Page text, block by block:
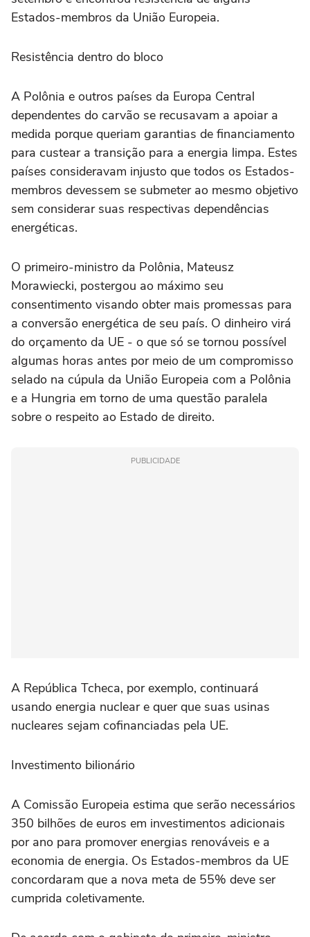
Estados-membros da União Europeia.
Resistência dentro do bloco
A Polônia e outros países da Europa Central
dependentes do carvão se recusavam a apoiar a
medida porque queriam garantias de financiamento
para custear a transição para a energia limpa. Estes
países consideravam injusto que todos os Estados-
membros devessem se submeter ao mesmo objetivo
sem considerar suas respectivas dependências
energéticas.
O primeiro-ministro da Polônia, Mateusz
Morawiecki, postergou ao máximo seu
consentimento visando obter mais promessas para
a conversão energética de seu país. O dinheiro virá
do orçamento da UE - o que só se tornou possível
algumas horas antes por meio de um compromisso
selado na cúpula da União Europeia com a Polônia
e a Hungria em torno de uma questão paralela
sobre o respeito ao Estado de direito.
PUBLICIDADE
A República Tcheca, por exemplo, continuará
usando energia nuclear e quer que suas usinas
nucleares sejam cofinanciadas pela UE.
Investimento bilionário
A Comissão Europeia estima que serão necessários
350 bilhões de euros em investimentos adicionais
por ano para promover energias renováveis e a
economia de energia. Os Estados-membros da UE
concordaram que a nova meta de 55% deve ser
cumprida coletivamente.